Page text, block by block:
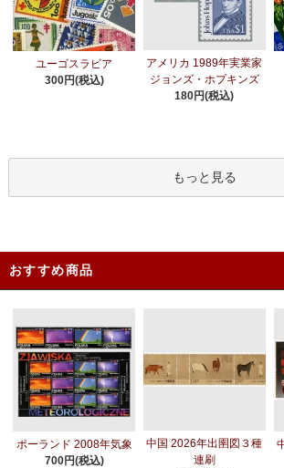
ユーゴスラビア
300円(税込)
アメリカ 1989年実業家
ジョンズ・ホプキンズ
180円(税込)
もっと見る
おすすめ商品
ポーランド 2008年気象
700円(税込)
中国 2026年出圉図３種
連刷